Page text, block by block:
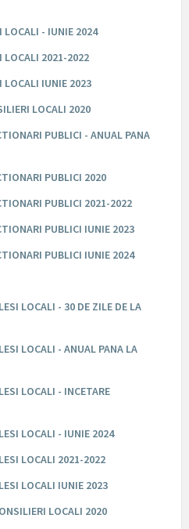
LOCALI - IUNIE 2024
LOCALI 2021-2022
LOCALI IUNIE 2023
LOCALI 2020
PUBLICI - ANUAL PANA
PUBLICI 2020
PUBLICI 2021-2022
PUBLICI IUNIE 2023
PUBLICI IUNIE 2024
LOCALI - 30 DE ZILE DE LA
LOCALI - ANUAL PANA LA
LOCALI - INCETARE
LOCALI - IUNIE 2024
LOCALI 2021-2022
LOCALI IUNIE 2023
LOCALI 2020